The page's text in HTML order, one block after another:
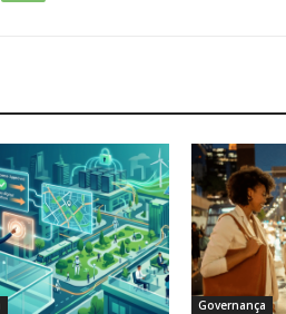
Governança